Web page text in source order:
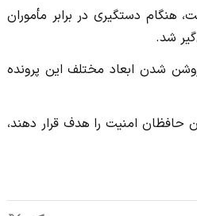
هنگام دستگیری در برابر مأموران
شد.
شدن ابعاد مختلف این پرونده
حافظان امنیت را هدف قرار دهند،